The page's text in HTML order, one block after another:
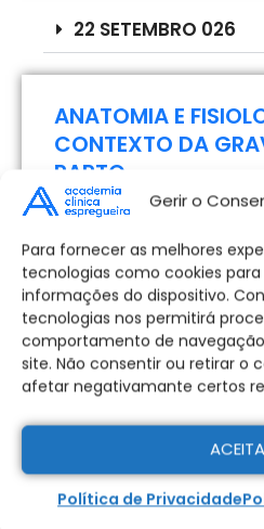
Gerir o
Para fornecer as melhores
tecnologias como cookies
informações do dispositivo.
tecnologias nos permitirá
comportamento de navegação
site. Não consentir ou retirar o
afetar negativamante certos
Política de Privacidade
22 SETEMBRO 026
ANATOMIA E
CONTEXTO DA
PARTO
24 SETEMBRO 2026
METABOLISMO E
CORPORAL:
DE PESO, GLICEMIA
VARIÁVEIS
29 SETEMBRO 2026
Taxas de inscrição:
1º preço até 22/07/2026–
3º preço após 22/08/2026
CURSO
NA GRAVIDEZ E
Taxas e Emolumentos
Candidatura:
330,00€
Pagamento